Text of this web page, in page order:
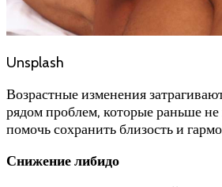
Unsplash
Возрастные изменения
рядом проблем, которые раньше
помочь сохранить близость и
Снижение либидо